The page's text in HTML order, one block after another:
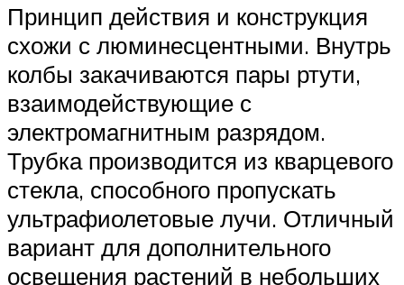
Принцип действия и конструкция
схожи с люминесцентными. Внутрь
колбы закачиваются пары ртути,
взаимодействующие с
электромагнитным разрядом.
Трубка производится из кварцевого
стекла, способного пропускать
ультрафиолетовые лучи. Отличный
вариант для дополнительного
освещения растений в небольших